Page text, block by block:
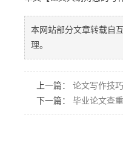
本网站部分文章转载自
理。
上一篇： 论文写作技
下一篇： 毕业论文查